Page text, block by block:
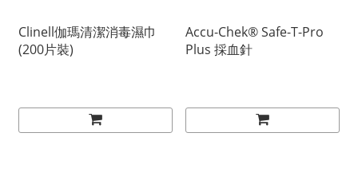
Clinell伽瑪清潔消毒濕巾
(200片裝)
Accu-Chek® Safe-T-Pro
Plus 採血針